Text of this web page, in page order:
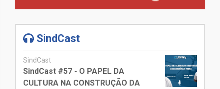
SindCast
SindCast
SindCast #57 - O PAPEL DA
CULTURA NA CONSTRUÇÃO DA